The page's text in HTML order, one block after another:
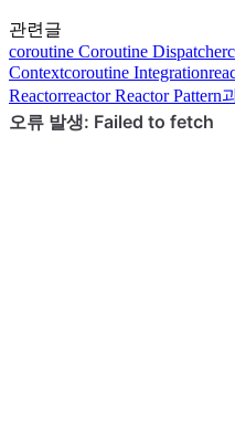
관련글
coroutine Coroutine Dispatcher
Contextcoroutine Integration
ReactorreactorReactor Pattern